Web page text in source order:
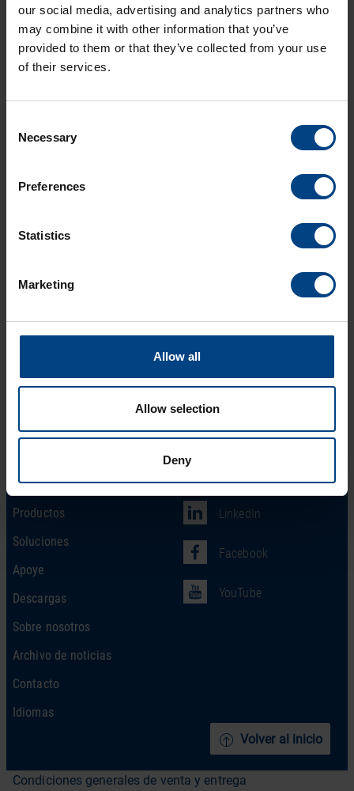
our social media, advertising and analytics partners who
may combine it with other information that you’ve
provided to them or that they’ve collected from your use
of their services.
Selection
Necessary
Preferences
Statistics
Marketing
Allow all
Allow selection
Deny
OBTENGA UNA OFERTA
MÁS INFORMACIÓN
Características técnicas
Volver al inicio
Home
Productos
Soluciones
Apoye
Descargas
Sobre nosotros
Archivo de noticias
Contacto
Idiomas
Social Network
LinkedIn
Facebook
YouTube
Condiciones generales de venta y entrega